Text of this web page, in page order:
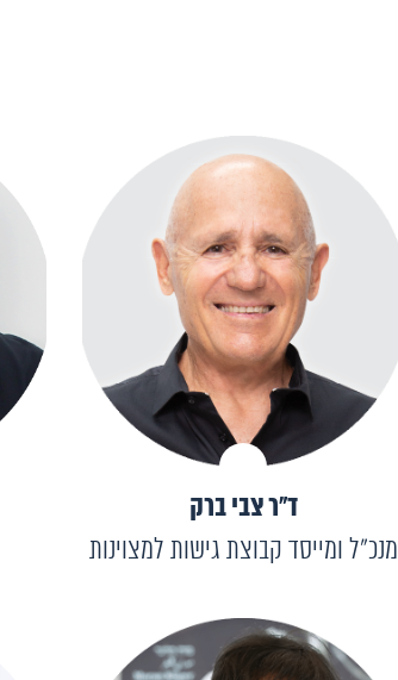
ד״ר צבי ברק
מנכ״ל ומייסד קבוצת גישות למצוינות